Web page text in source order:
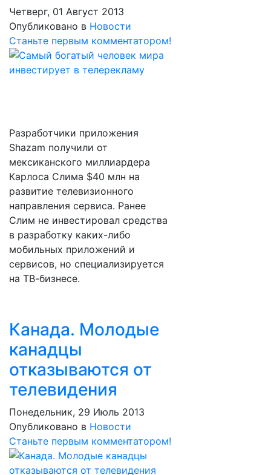
Четверг, 01 Август 2013
Опубликовано в Новости
Станьте первым комментатором!
Разработчики приложения
Shazam получили от
мексиканского миллиардера
Карлоса Слима $40 млн на
развитие телевизионного
направления сервиса. Ранее
Слим не инвестировал средства
в разработку каких-либо
мобильных приложений и
сервисов, но специализируется
на ТВ-бизнесе.
Канада. Молодые
канадцы
отказываются от
телевидения
Понедельник, 29 Июль 2013
Опубликовано в Новости
Станьте первым комментатором!